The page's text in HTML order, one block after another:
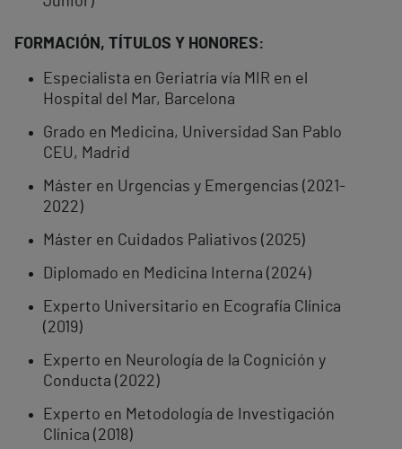
FORMACIÓN, TÍTULOS Y HONORES:
Especialista en Geriatría vía MIR en el
Hospital del Mar, Barcelona
Grado en Medicina, Universidad San Pablo
CEU, Madrid
Máster en Urgencias y Emergencias (2021-
2022)
Máster en Cuidados Paliativos (2025)
Diplomado en Medicina Interna (2024)
Experto Universitario en Ecografía Clínica
(2019)
Experto en Neurología de la Cognición y
Conducta (2022)
Experto en Metodología de Investigación
Clínica (2018)